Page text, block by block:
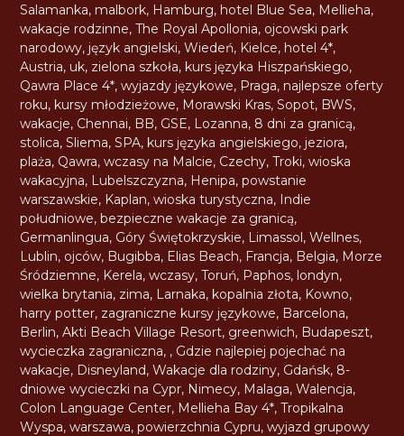
Salamanka, malbork, Hamburg, hotel Blue Sea, Mellieha,
wakacje rodzinne,The Royal Apollonia, ojcowski park
narodowy, język angielski,Wiedeń, Kielce, hotel 4*,
Austria, uk, zielona szkoła, kurs języka Hiszpańskiego,
Qawra Place 4*,wyjazdy językowe, Praga, najlepsze oferty
roku, kursy młodzieżowe, Morawski Kras,Sopot, BWS,
wakacje, Chennai, BB, GSE, Lozanna, 8 dni za granicą,
stolica,Sliema,SPA, kurs języka angielskiego, jeziora,
plaża, Qawra,wczasy na Malcie, Czechy,Troki,wioska
wakacyjna, Lubelszczyzna, Henipa,powstanie
warszawskie, Kaplan,wioska turystyczna, Indie
południowe,bezpieczne wakacje za granicą,
Germanlingua, Góry Świętokrzyskie, Limassol,Wellnes,
Lublin, ojców, Bugibba, Elias Beach, Francja, Belgia, Morze
Śródziemne, Kerela,wczasy,Toruń, Paphos, londyn,
wielka brytania, zima, Larnaka, kopalnia złota, Kowno,
harry potter, zagraniczne kursy językowe, Barcelona,
Berlin,Akti Beach Village Resort, greenwich, Budapeszt,
wycieczka zagraniczna, , Gdzie najlepiej pojechać na
wakacje, Disneyland,Wakacje dla rodziny, Gdańsk, 8-
dniowe wycieczki na Cypr, Nimecy, Malaga,Walencja,
Colon Language Center, Mellieha Bay 4*,Tropikalna
Wyspa,warszawa,powierzchnia Cypru,wyjazd grupowy